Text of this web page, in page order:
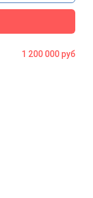
1 200 000 руб